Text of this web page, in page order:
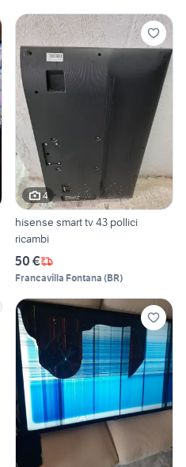
4
hisense smart tv 43 pollici
ricambi
50 €
Francavilla Fontana (BR)